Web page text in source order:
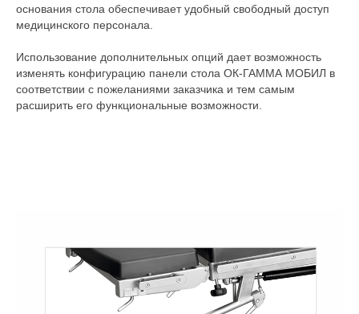
основания стола обеспечивает удобный свободный доступ
медицинского персонала.
Использование дополнительных опций дает возможность
изменять конфигурацию панели стола ОК-ГАММА МОБИЛ в
соответствии с пожеланиями заказчика и тем самым
расширить его функциональные возможности.